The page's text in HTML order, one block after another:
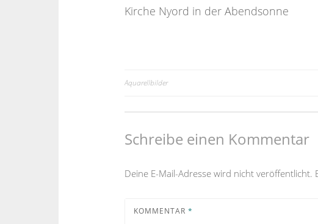
Kirche Nyord in der Abendsonne
Aquarellbilder
Schreibe einen Kommentar
Deine E-Mail-Adresse wird nicht veröffentlicht.
KOMMENTAR *